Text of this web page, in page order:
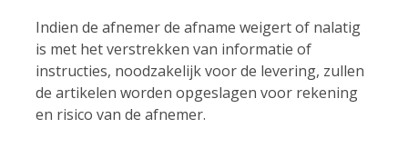
Indien de afnemer de afname weigert of nalatig
is met het verstrekken van informatie of
instructies, noodzakelijk voor de levering, zullen
de artikelen worden opgeslagen voor rekening
en risico van de afnemer.